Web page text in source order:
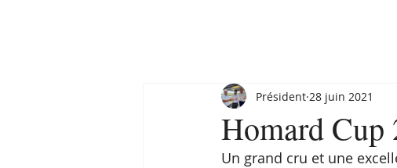
Homard Cup
Président 28 juin 2021
Un grand cru et une